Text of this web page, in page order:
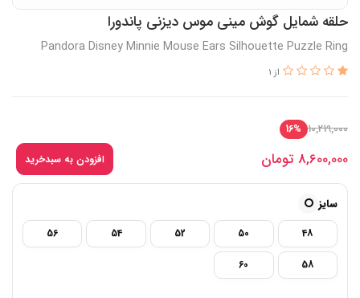
حلقه شمایل گوش مینی موس دیزنی پاندورا
Pandora Disney Minnie Mouse Ears Silhouette Puzzle Ring
از 1
10,219,000
16%
8,600,000 تومان افزودن به سبدخرید
سایز
48
50
52
54
56
58
60